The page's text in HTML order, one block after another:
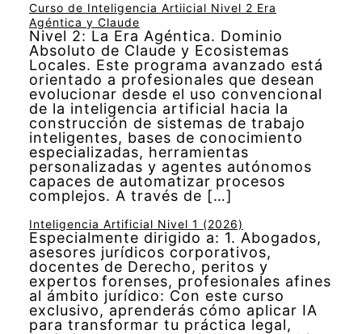
Curso de Inteligencia Artiicial Nivel 2 Era
Agéntica y Claude
Nivel 2: La Era Agéntica. Dominio
Absoluto de Claude y Ecosistemas
Locales. Este programa avanzado está
orientado a profesionales que desean
evolucionar desde el uso convencional
de la inteligencia artificial hacia la
construcción de sistemas de trabajo
inteligentes, bases de conocimiento
especializadas, herramientas
personalizadas y agentes autónomos
capaces de automatizar procesos
complejos. A través de […]
Inteligencia Artificial Nivel 1 (2026)
Especialmente dirigido a: 1. Abogados,
asesores jurídicos corporativos,
docentes de Derecho, peritos y
expertos forenses, profesionales afines
al ámbito jurídico: Con este curso
exclusivo, aprenderás cómo aplicar IA
para transformar tu práctica legal,